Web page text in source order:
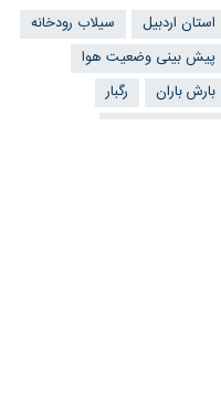
استان اردبیل
سیلاب رودخانه
پیش بینی وضعیت هوا
بارش باران
رگبار
سازمان هواشناسی